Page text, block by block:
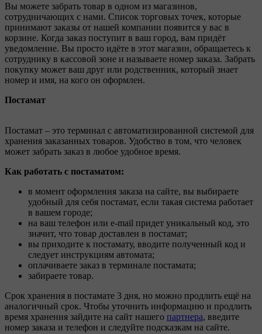
Вы можете забрать товар в одном из магазинов,
сотрудничающих с нами. Список торговых точек, которые
принимают заказы от нашей компании появится у вас в
корзине. Когда заказ поступит в ваш город, вам придёт
уведомление. Вы просто идёте в этот магазин, обращаетесь к
сотруднику в кассовой зоне и называете номер заказа. Забрать
покупку может ваш друг или родственник, который знает
номер и имя, на кого он оформлен.
Постамат
Постамат – это терминал с автоматизированной системой для
хранения заказанных товаров. Удобство в том, что человек
может забрать заказ в любое удобное время.
Как работать с постаматом:
в момент оформления заказа на сайте, вы выбираете
удобный для себя постамат, если такая система работает
в вашем городе;
на ваш телефон или e-mail придет уникальный код, это
значит, что товар доставлен в постамат;
вы приходите к постамату, вводите полученный код и
следует инструкциям автомата;
оплачиваете заказ в терминале постамата;
забираете товар.
Срок хранения в постамате 3 дня, но можно продлить ещё на
аналогичный срок. Чтобы уточнить информацию и продлить
время хранения зайдите на сайт нашего партнера, введите
номер заказа и телефон и следуйте подсказкам на сайте.